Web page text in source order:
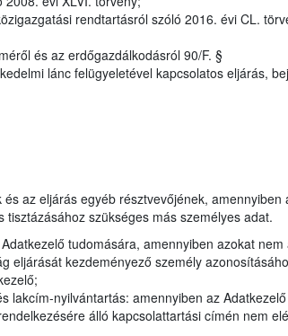
rendtartásról szóló 2016. évi CL.
és az erdőgazdálkodásról 90/F. §
lánc felügyeletével kapcsolatos eljárás,
az eljárás egyéb résztvevőjének,
szükséges más személyes adat.
tudomására, amennyiben azokat
kezdeményező személy
nyilvántartás: amennyiben az
álló kapcsolattartási címén nem